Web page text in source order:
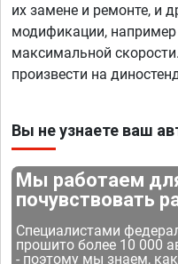
их замене и ремонте, и
модификации, например
максимальной
произвести на
Вы не узнаете ваш
Мы работаем
почувствовать
Специалистами
прошито более 10 000
- поэтому мы знаем,